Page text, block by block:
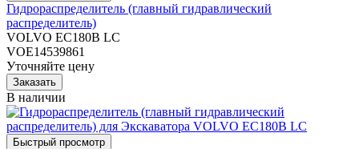
Гидрораспределитель (главный гидравлический
распределитель)
VOLVO EC180B LC
VOE14539861
Уточняйте цену
В наличии